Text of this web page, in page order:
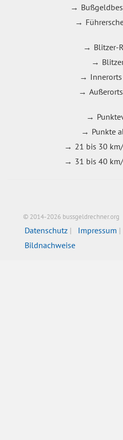
Blitzer-
Punkte
21 bis 30
31 bis 40
© 2014-2026 bussgeldrechner.org
Datenschutz Impressum
Bildnachweise